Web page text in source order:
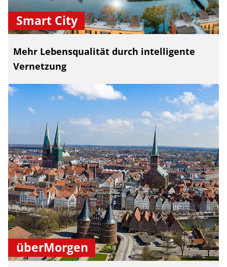
Smart City
Mehr Lebensqualität durch intelligente
Vernetzung
überMorgen